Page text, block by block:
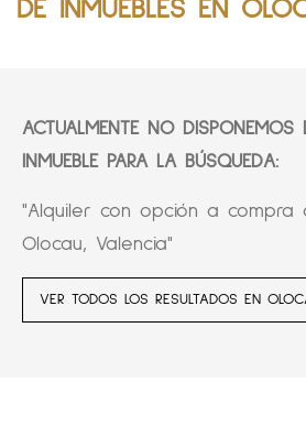
DE INMUEBLES EN
ACTUALMENTE NO DISPONEMOS
INMUEBLE PARA LA BÚSQUEDA:
"Alquiler con opción a compra
Olocau, Valencia"
VER TODOS LOS RESULTADOS EN